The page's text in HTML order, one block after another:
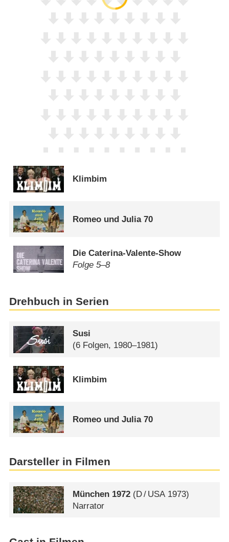
Klimbim
Romeo und Julia 70
Die Caterina-Valente-Show
Folge 5⁠–⁠8
Drehbuch in Serien
Susi
(6 Folgen, 1980–1981)
Klimbim
Romeo und Julia 70
Darsteller in Filmen
München 1972 (D/ USA 1973)
Narrator